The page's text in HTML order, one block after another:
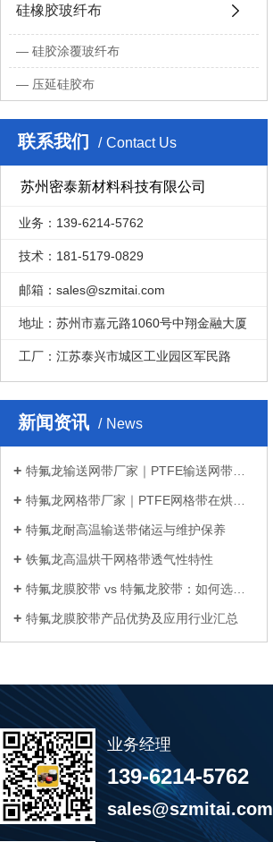
硅橡胶玻纤布
硅胶涂覆玻纤布
压延硅胶布
联系我们 Contact Us
苏州密泰新材料科技有限公司
业务：139-6214-5762
技术：181-5179-0829
邮箱：sales@szmitai.com
地址：苏州市嘉元路1060号中翔金融大厦
工厂：江苏泰兴市城区工业园区军民路
新闻资讯 News
特氟龙输送网带厂家｜PTFE输送网带在烘...
特氟龙网格带厂家｜PTFE网格带在烘干机...
特氟龙耐高温输送带储运与维护保养
铁氟龙高温烘干网格带透气性特性
特氟龙膜胶带 vs 特氟龙胶带：如何选择...
特氟龙膜胶带产品优势及应用行业汇总
业务经理
139-6214-5762
sales@szmitai.com